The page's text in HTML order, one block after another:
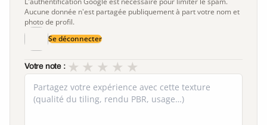
Aucune donnée n'est partagée publiquement à part votre nom et
photo de profil.
Se déconnecter
Votre note : ★
★
★
★
★